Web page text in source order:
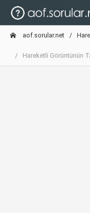
aof.sorular.net
Hareketli Görüntünün